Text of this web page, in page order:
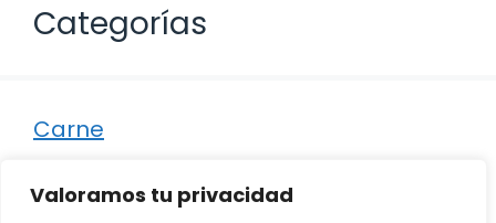
Valoramos tu privacidad
Categorías
Carne